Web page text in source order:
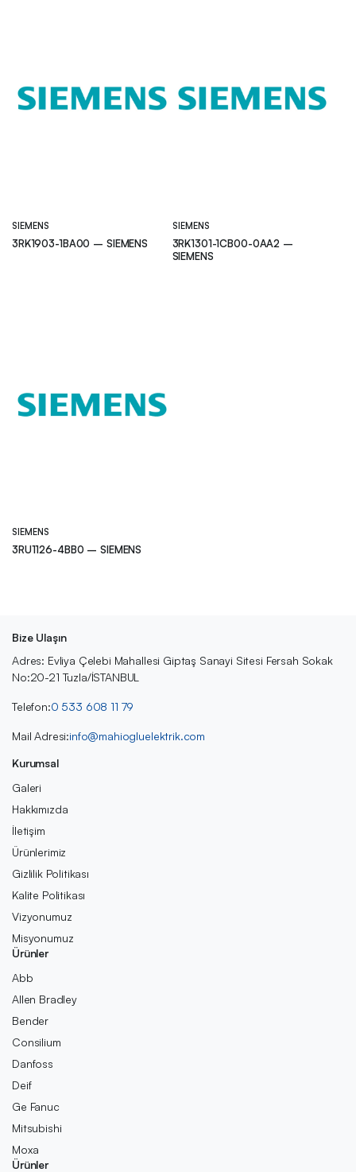
SIEMENS
3RK1903-1BA00 – SIEMENS
SIEMENS
3RK1301-1CB00-0AA2 –
SIEMENS
SIEMENS
3RU1126-4BB0 – SIEMENS
Bize Ulaşın
Adres: Evliya Çelebi Mahallesi Giptaş Sanayi Sitesi Fersah Sokak
No:20-21 Tuzla/İSTANBUL
Telefon:0 533 608 11 79
Mail Adresi:info@mahiogluelektrik.com
Kurumsal
Galeri
Hakkımızda
İletişim
Ürünlerimiz
Gizlilik Politikası
Kalite Politikası
Vizyonumuz
Misyonumuz
Ürünler
Abb
Allen Bradley
Bender
Consilium
Danfoss
Deif
Ge Fanuc
Mitsubishi
Moxa
Ürünler